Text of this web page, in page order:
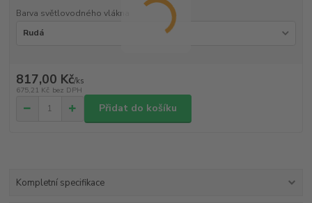
Barva světlovodného vlákna
817,00 Kč/ks
675,21 Kč bez DPH
Přidat do košíku
Kompletní specifikace